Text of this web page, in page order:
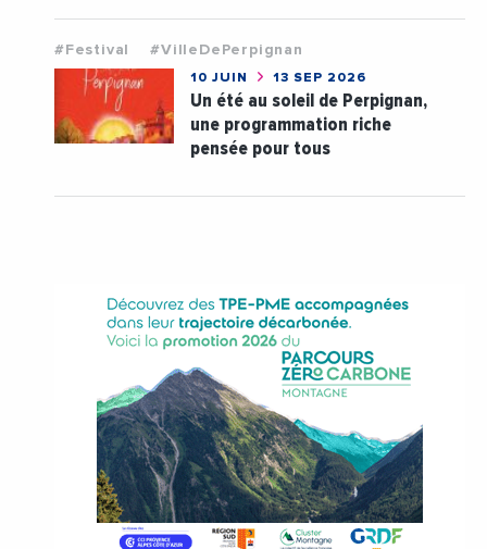
#Festival #VilleDePerpignan
10 JUIN 13 SEP 2026
Un été au soleil de Perpignan,
une programmation riche
pensée pour tous